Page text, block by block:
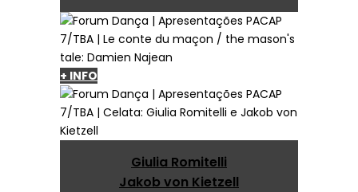
+ INFO
Giulia Romitelli
Jakob von Kietzell